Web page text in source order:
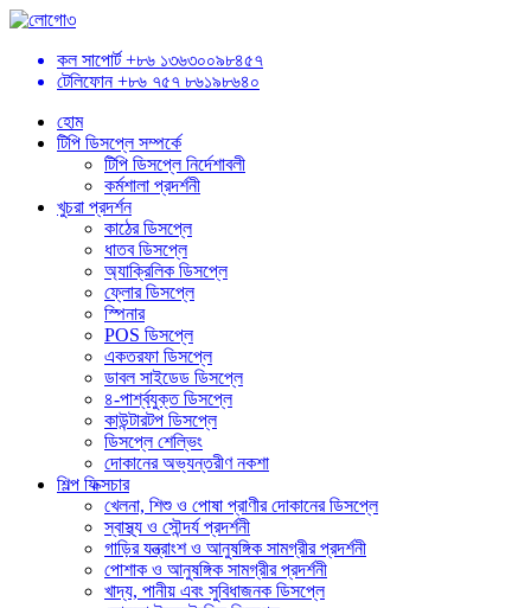
কল সাপোর্ট +৮৬ ১৩৬৩০০৯৮৪৫৭
টেলিফোন +৮৬ ৭৫৭ ৮৬১৯৮৬৪০
হোম
টিপি ডিসপ্লে সম্পর্কে
টিপি ডিসপ্লে নির্দেশাবলী
কর্মশালা প্রদর্শনী
খুচরা প্রদর্শন
কাঠের ডিসপ্লে
ধাতব ডিসপ্লে
অ্যাক্রিলিক ডিসপ্লে
ফ্লোর ডিসপ্লে
স্পিনার
POS ডিসপ্লে
একতরফা ডিসপ্লে
ডাবল সাইডেড ডিসপ্লে
৪-পার্শ্বযুক্ত ডিসপ্লে
কাউন্টারটপ ডিসপ্লে
ডিসপ্লে শেল্ভিং
দোকানের অভ্যন্তরীণ নকশা
শিল্প ফিক্সচার
খেলনা, শিশু ও পোষা প্রাণীর দোকানের ডিসপ্লে
স্বাস্থ্য ও সৌন্দর্য প্রদর্শনী
গাড়ির যন্ত্রাংশ ও আনুষঙ্গিক সামগ্রীর প্রদর্শনী
পোশাক ও আনুষঙ্গিক সামগ্রীর প্রদর্শনী
খাদ্য, পানীয় এবং সুবিধাজনক ডিসপ্লে